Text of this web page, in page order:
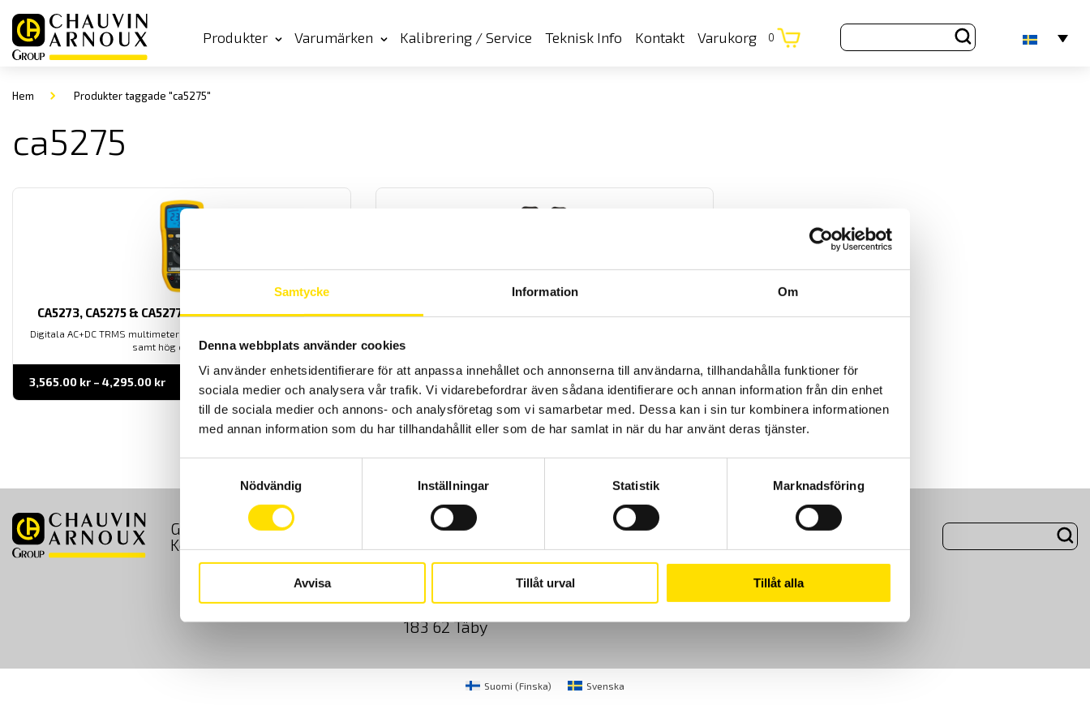
Samtycke Information Om
Denna webbplats använder cookies
Vi använder enhetsidentifierare för att anpassa innehållet och annonserna till användarna, tillhandahålla funktioner för
sociala medier och analysera vår trafik. Vi vidarebefordrar även sådana identifierare och annan information från din enhet
till de sociala medier och annons- och analysföretag som vi samarbetar med. Dessa kan i sin tur kombinera informationen
med annan information som du har tillhandahållit eller som de har samlat in när du har använt deras tjänster.
Nödvändig
Inställningar Statistik Marknadsföring
Avvisa Tillåt urval Tillåt alla
Produkter Varumärken Kalibrering / Service Teknisk Info Kontakt Varukorg 0
Hem Produkter taggade "ca5275"
ca5275
CA5273, CA5275 & CA5277 digital multimeterserie
Digitala AC+DC TRMS multimeterserie med mycket snabb respons
samt hög crestfaktor.
3,565.00 kr – 4,295.00 krPrisintervall:
3,565.00 kr
till
4,295.00 kr
LÄS MER
Tillbehör till mätinstrument, MultiFix & Magnetfix
260.00 kr – 1,005.00
Prisintervall:
260.00 kr
till
1,005.00 kr
LÄS MER
GDPR Köpvillkor Cookies Kundundersökning
Om Oss
Kontakt
Sjöflygvägen 35
183 62 Täby
08-50 52 68 00
info@camatsystem.com
Suomi (Finska) Svenska